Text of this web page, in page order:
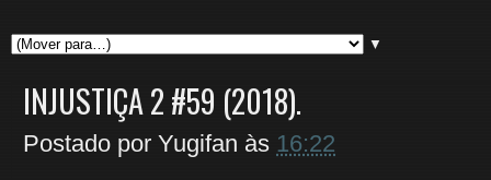
▼
INJUSTIÇA 2 #59 (2018).
Postado por Yugifan às 16:22